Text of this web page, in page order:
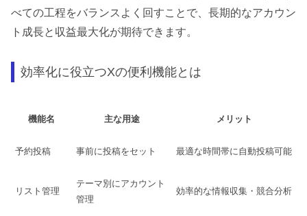
べての工程をバランスよく回すことで、長期的なアカウン
ト成長と収益最大化が期待できます。
効率化に役立つXの便利機能とは
機能名 主な用途 メリット
予約投稿 事前に投稿をセット 最適な時間帯に自動投稿可能
リスト管理
テーマ別にアカウント
管理
効率的な情報収集・競合分析